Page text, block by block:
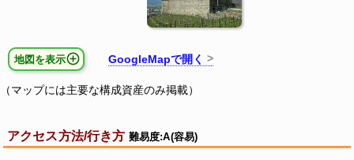
地図を表示 GoogleMapで開く
（マップには主要な構成資産のみ掲載）
アクセス方法/行き方 難易度:A(容易)